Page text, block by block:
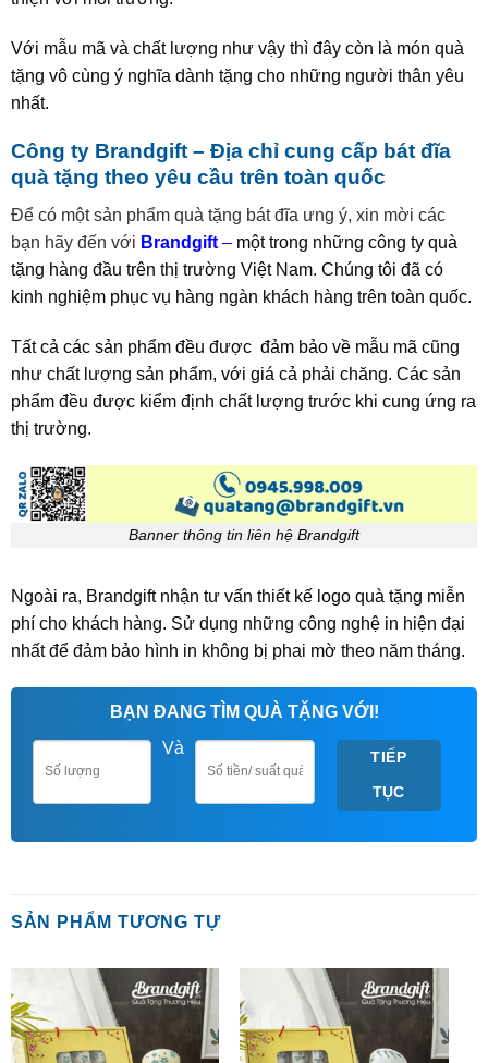
Với mẫu mã và chất lượng như vậy thì đây còn là món quà
tặng vô cùng ý nghĩa dành tặng cho những người thân yêu
nhất.
Công ty Brandgift – Địa chỉ cung cấp bát đĩa
quà tặng theo yêu cầu trên toàn quốc
Để có một sản phẩm quà tặng bát đĩa ưng ý, xin mời các
bạn hãy đến với Brandgift– một trong những công ty quà
tặng hàng đầu trên thị trường Việt Nam. Chúng tôi đã có
kinh nghiệm phục vụ hàng ngàn khách hàng trên toàn quốc.
Tất cả các sản phẩm đều được đảm bảo về mẫu mã cũng
như chất lượng sản phẩm, với giá cả phải chăng. Các sản
phẩm đều được kiểm định chất lượng trước khi cung ứng ra
thị trường.
Banner thông tin liên hệ Brandgift
Ngoài ra, Brandgift nhận tư vấn thiết kế logo quà tặng miễn
phí cho khách hàng. Sử dụng những công nghệ in hiện đại
nhất để đảm bảo hình in không bị phai mờ theo năm tháng.
BẠN ĐANG TÌM QUÀ TẶNG VỚI!
Và
TIẾP
TỤC
SẢN PHẨM TƯƠNG TỰ